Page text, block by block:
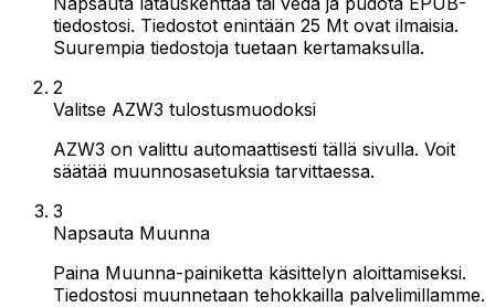
tiedostosi. Tiedostot enintään 25 Mt ovat ilmaisia.
Suurempia tiedostoja tuetaan kertamaksulla.
2
Valitse AZW3 tulostusmuodoksi
AZW3 on valittu automaattisesti tällä sivulla. Voit
säätää muunnosasetuksia tarvittaessa.
3
Napsauta Muunna
Paina Muunna-painiketta käsittelyn aloittamiseksi.
Tiedostosi muunnetaan tehokkailla palvelimillamme.